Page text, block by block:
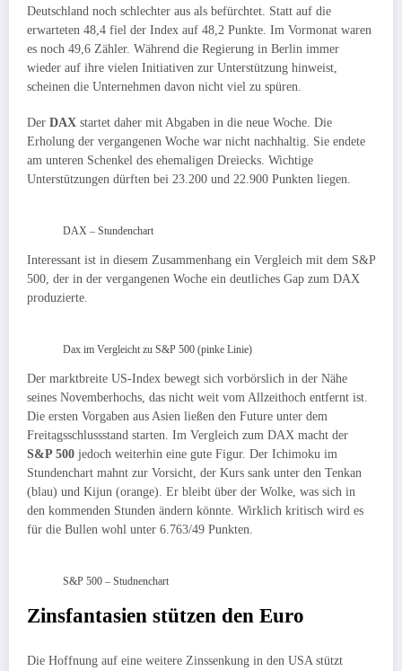
Deutschland noch schlechter aus als befürchtet. Statt auf die
erwarteten 48,4 fiel der Index auf 48,2 Punkte. Im Vormonat waren
es noch 49,6 Zähler. Während die Regierung in Berlin immer
wieder auf ihre vielen Initiativen zur Unterstützung hinweist,
scheinen die Unternehmen davon nicht viel zu spüren.
Der DAX startet daher mit Abgaben in die neue Woche. Die
Erholung der vergangenen Woche war nicht nachhaltig. Sie endete
am unteren Schenkel des ehemaligen Dreiecks. Wichtige
Unterstützungen dürften bei 23.200 und 22.900 Punkten liegen.
DAX – Stundenchart
Interessant ist in diesem Zusammenhang ein Vergleich mit dem S&P
500, der in der vergangenen Woche ein deutliches Gap zum DAX
produzierte.
Dax im Vergleicht zu S&P 500 (pinke Linie)
Der marktbreite US-Index bewegt sich vorbörslich in der Nähe
seines Novemberhochs, das nicht weit vom Allzeithoch entfernt ist.
Die ersten Vorgaben aus Asien ließen den Future unter dem
Freitagsschlussstand starten. Im Vergleich zum DAX macht der
S&P 500 jedoch weiterhin eine gute Figur. Der Ichimoku im
Stundenchart mahnt zur Vorsicht, der Kurs sank unter den Tenkan
(blau) und Kijun (orange). Er bleibt über der Wolke, was sich in
den kommenden Stunden ändern könnte. Wirklich kritisch wird es
für die Bullen wohl unter 6.763/49 Punkten.
S&P 500 – Studnenchart
Zinsfantasien stützen den Euro
Die Hoffnung auf eine weitere Zinssenkung in den USA stützt